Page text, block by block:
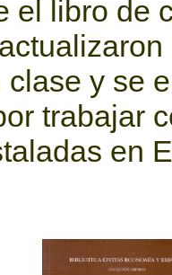
el libro de
y se
trabajar
en